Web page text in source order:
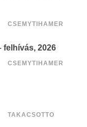
CSEMYTIHAMER
felhívás, 2026
CSEMYTIHAMER
TAKACSOTTO